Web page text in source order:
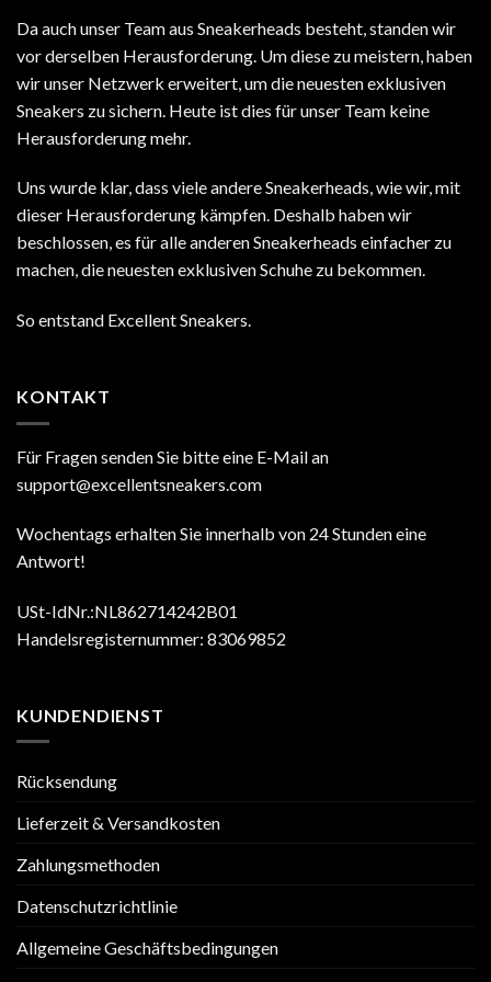
Da auch unser Team aus Sneakerheads besteht, standen wir
vor derselben Herausforderung. Um diese zu meistern, haben
wir unser Netzwerk erweitert, um die neuesten exklusiven
Sneakers zu sichern. Heute ist dies für unser Team keine
Herausforderung mehr.
Uns wurde klar, dass viele andere Sneakerheads, wie wir, mit
dieser Herausforderung kämpfen. Deshalb haben wir
beschlossen, es für alle anderen Sneakerheads einfacher zu
machen, die neuesten exklusiven Schuhe zu bekommen.
So entstand Excellent Sneakers.
KONTAKT
Für Fragen senden Sie bitte eine E-Mail an
support@excellentsneakers.com
Wochentags erhalten Sie innerhalb von 24 Stunden eine
Antwort!
USt-IdNr.:NL862714242B01
Handelsregisternummer: 83069852
KUNDENDIENST
Rücksendung
Lieferzeit & Versandkosten
Zahlungsmethoden
Datenschutzrichtlinie
Allgemeine Geschäftsbedingungen